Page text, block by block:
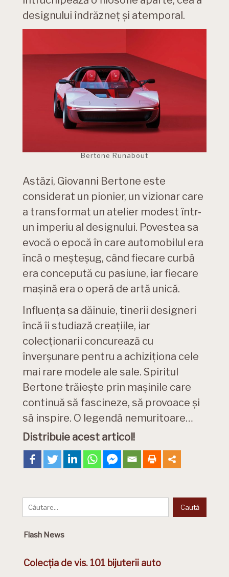
designului îndrăzneț și atemporal.
Bertone Runabout
Astăzi, Giovanni Bertone este
considerat un pionier, un vizionar care
a transformat un atelier modest într-
un imperiu al designului. Povestea sa
evocă o epocă în care automobilul era
încă o meșteșug, când fiecare curbă
era concepută cu pasiune, iar fiecare
mașină era o operă de artă unică.
Influența sa dăinuie, tinerii designeri
încă îi studiază creațiile, iar
colecționarii concurează cu
înverșunare pentru a achiziționa cele
mai rare modele ale sale. Spiritul
Bertone trăiește prin mașinile care
continuă să fascineze, să provoace și
să inspire. O legendă nemuritoare…
Distribuie acest articol!
Flash News
Colecția de vis. 101 bijuterii auto